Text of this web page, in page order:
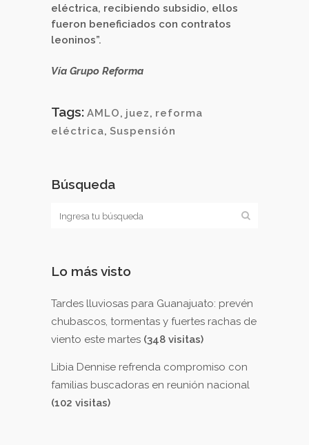
eléctrica, recibiendo subsidio, ellos
fueron beneficiados con contratos
leoninos”.
Vía Grupo Reforma
Tags: AMLO, juez, reforma
eléctrica, Suspensión
Búsqueda
Lo más visto
Tardes lluviosas para Guanajuato: prevén
chubascos, tormentas y fuertes rachas de
viento este martes (348 visitas)
Libia Dennise refrenda compromiso con
familias buscadoras en reunión nacional
(102 visitas)